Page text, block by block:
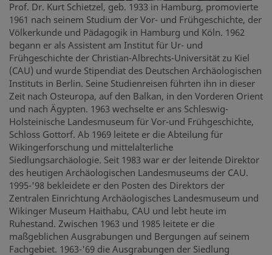
Prof. Dr. Kurt Schietzel, geb. 1933 in Hamburg, promovierte
1961 nach seinem Studium der Vor- und Frühgeschichte, der
Völkerkunde und Pädagogik in Hamburg und Köln. 1962
begann er als Assistent am Institut für Ur- und
Frühgeschichte der Christian-Albrechts-Universität zu Kiel
(CAU) und wurde Stipendiat des Deutschen Archäologischen
Instituts in Berlin. Seine Studienreisen führten ihn in dieser
Zeit nach Osteuropa, auf den Balkan, in den Vorderen Orient
und nach Ägypten. 1963 wechselte er ans Schleswig-
Holsteinische Landesmuseum für Vor-und Frühgeschichte,
Schloss Gottorf. Ab 1969 leitete er die Abteilung für
Wikingerforschung und mittelalterliche
Siedlungsarchäologie. Seit 1983 war er der leitende Direktor
des heutigen Archäologischen Landesmuseums der CAU.
1995-'98 bekleidete er den Posten des Direktors der
Zentralen Einrichtung Archäologisches Landesmuseum und
Wikinger Museum Haithabu, CAU und lebt heute im
Ruhestand. Zwischen 1963 und 1985 leitete er die
maßgeblichen Ausgrabungen und Bergungen auf seinem
Fachgebiet. 1963-'69 die Ausgrabungen der Siedlung